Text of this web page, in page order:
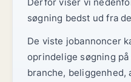
søgning bedst ud fra
De viste jobannoncer
oprindelige søgning
branche, beliggenhed,